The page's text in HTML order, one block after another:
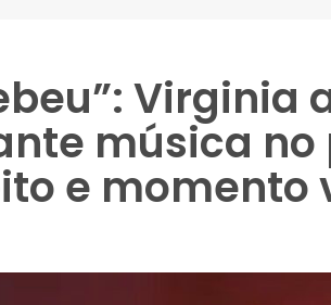
Virginia
música no
e momento